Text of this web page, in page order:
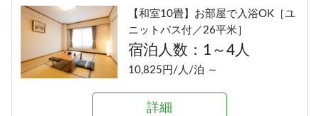
■和洋室■三世代旅行にオススメ
［洗い場付バス／36平米］
宿泊人数：2～5人
13,810円/人/泊 ～
詳細
【和室10畳】お部屋で入浴OK［ユ
ニットバス付／26平米］
宿泊人数：1～4人
10,825円/人/泊 ～
詳細